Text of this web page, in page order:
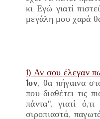
κι Εγώ γιατί
μεγάλη μου χαρά
1) Αν σου έλεγαν
1ον, θα πήγαινα
που διαθέτει τις
πάντα", γιατί
σιροπιαστά,